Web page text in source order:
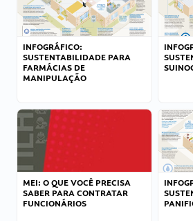
INFOGRÁFICO:
SUSTENTABILIDADE PARA
FARMÁCIAS DE
MANIPULAÇÃO
MEI: O QUE VOCÊ PRECISA
SABER PARA CONTRATAR
FUNCIONÁRIOS